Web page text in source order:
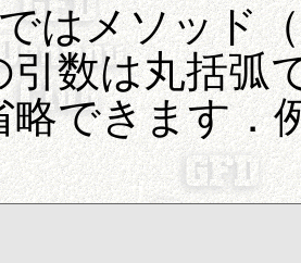
はメソッド
引数は丸括弧
略できます．